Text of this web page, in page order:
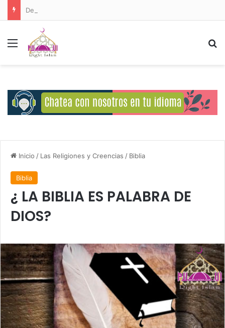
Deberes del Ser Humano Hacia Allah
Menú
Inicio / Las Religiones y Creencias / Biblia
Biblia
¿ LA BIBLIA ES PALABRA DE
DIOS?